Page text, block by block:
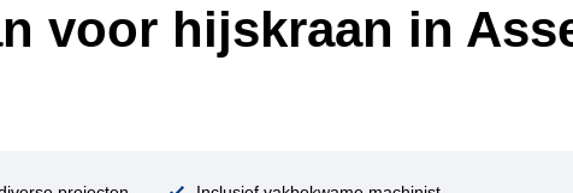
voor hijskraan in